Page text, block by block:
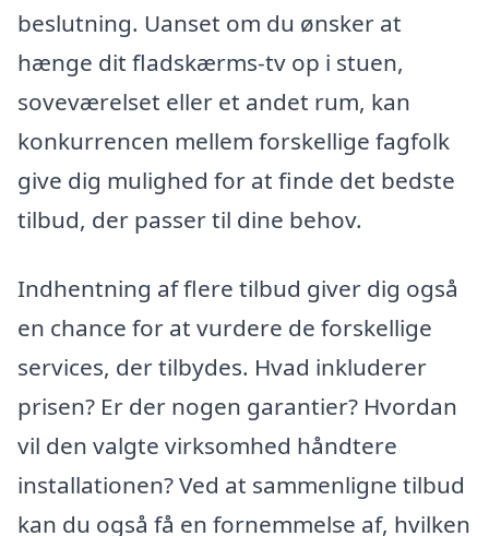
beslutning. Uanset om du ønsker at
hænge dit fladskærms-tv op i stuen,
soveværelset eller et andet rum, kan
konkurrencen mellem forskellige fagfolk
give dig mulighed for at finde det bedste
tilbud, der passer til dine behov.
Indhentning af flere tilbud giver dig også
en chance for at vurdere de forskellige
services, der tilbydes. Hvad inkluderer
prisen? Er der nogen garantier? Hvordan
vil den valgte virksomhed håndtere
installationen? Ved at sammenligne tilbud
kan du også få en fornemmelse af, hvilken